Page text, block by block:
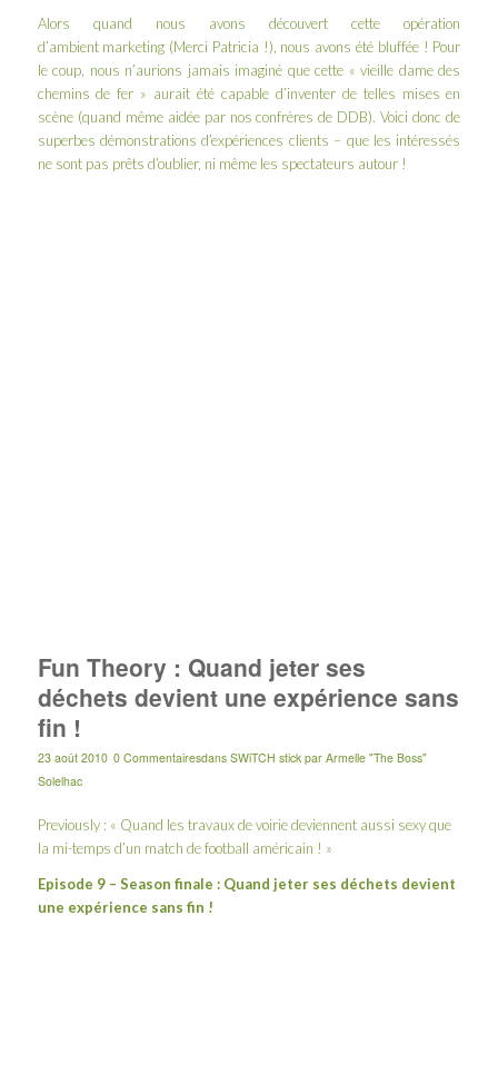
Alors quand nous avons découvert cette opération
d’ambient marketing (Merci Patricia !), nous avons été bluffée ! Pour
le coup, nous n’aurions jamais imaginé que cette « vieille dame des
chemins de fer » aurait été capable d’inventer de telles mises en
scène (quand même aidée par nos confrères de DDB). Voici donc de
superbes démonstrations d’expériences clients – que les intéressés
ne sont pas prêts d’oublier, ni même les spectateurs autour !
Fun Theory : Quand jeter ses
déchets devient une expérience sans
fin !
23 août 2010 0 Commentairesdans SWiTCH stick par Armelle "The Boss"
Solelhac
Previously : « Quand les travaux de voirie deviennent aussi sexy que
la mi-temps d’un match de football américain ! »
Episode 9 – Season finale : Quand jeter ses déchets devient
une expérience sans fin !